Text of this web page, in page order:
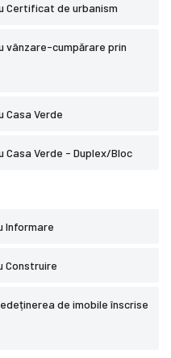
Certificat de urbanism
vânzare-cumpărare prin
Casa Verde
Verde - Duplex/Bloc
Informare
Construire
de imobile înscrise